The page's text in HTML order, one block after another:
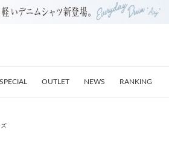
SPECIAL OUTLET NEWS RANKING
ズ